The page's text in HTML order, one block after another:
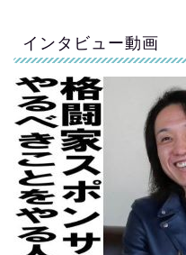
インタビュー動画